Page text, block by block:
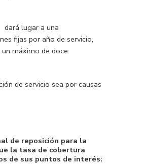
dará lugar a una
fijas por año de servicio,
máximo de doce
de servicio sea por causas
de reposición para la
la tasa de cobertura
de sus puntos de interés: